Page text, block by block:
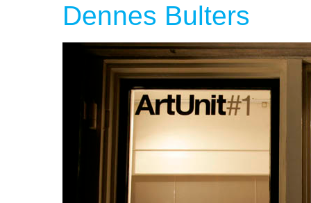
Dennes Bulters